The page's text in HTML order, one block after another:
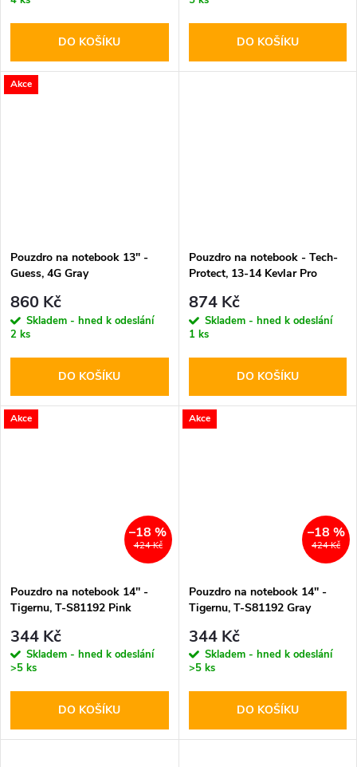
DO KOŠÍKU DO KOŠÍKU
Akce
Pouzdro na notebook 13" -
Guess, 4G Gray
860 Kč
Skladem - hned k odeslání
2 ks
DO KOŠÍKU
Pouzdro na notebook - Tech-
Protect, 13-14 Kevlar Pro
874 Kč
Skladem - hned k odeslání
1 ks
DO KOŠÍKU
Akce
424 Kč
–18 %
Pouzdro na notebook 14'' -
Tigernu, T-S81192 Pink
344 Kč
Skladem - hned k odeslání
>5 ks
DO KOŠÍKU
Akce
424 Kč
–18 %
Pouzdro na notebook 14'' -
Tigernu, T-S81192 Gray
344 Kč
Skladem - hned k odeslání
>5 ks
DO KOŠÍKU